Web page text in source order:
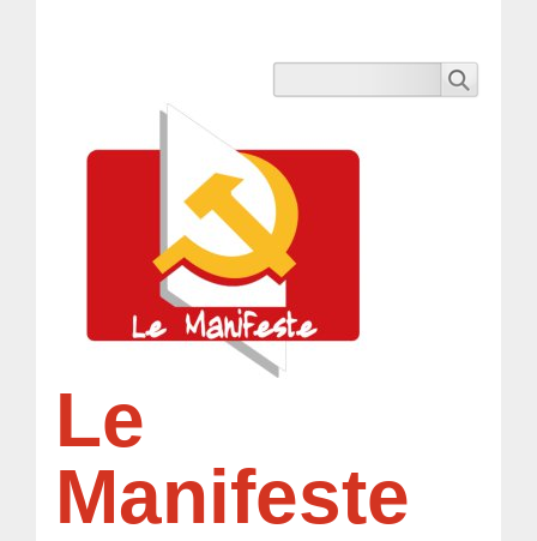
Le
Manifeste